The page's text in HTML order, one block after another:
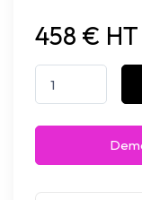
458 € HT